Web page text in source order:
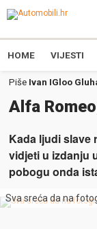
HOME VIJESTI
Piše Ivan IGloo
Alfa
Kada ljudi slave
vidjeti u izdanju
pobogu onda
Sva sreća da na